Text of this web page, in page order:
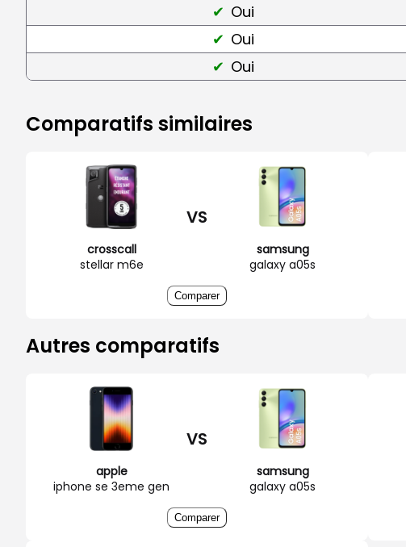
Oui
Oui
Oui
Comparatifs similaires
crosscall
stellar m6e
VS
samsung
galaxy a05s
Comparer
Autres comparatifs
apple
iphone se 3eme gen
VS
samsung
galaxy a05s
Comparer